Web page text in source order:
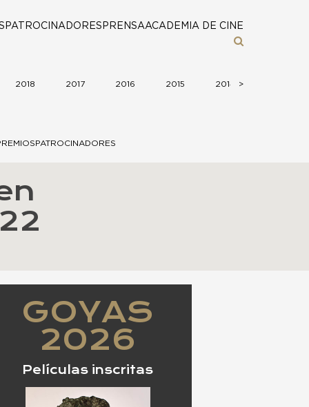
PATROCINADORES PRENSAACADEMIA DE CINE
2018 2017 2016 2015 2014 >
>
PATROCINADORES
GOYAS
2026
Películas inscritas